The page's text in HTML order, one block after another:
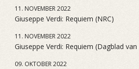
11. NOVEMBER 2022
Giuseppe Verdi: Requiem (NRC)
11. NOVEMBER 2022
Giuseppe Verdi: Requiem (Dagblad
09. OKTOBER 2022